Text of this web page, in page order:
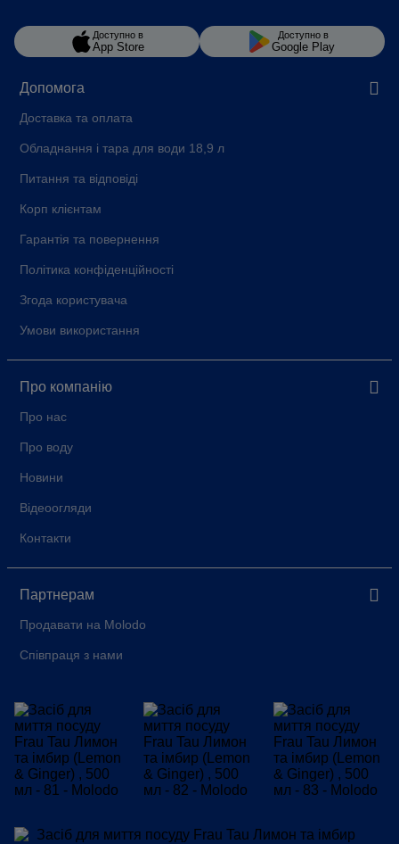
Допомога
Доставка та оплата
Обладнання і тара для води 18,9 л
Питання та відповіді
Корп клієнтам
Гарантія та повернення
Політика конфіденційності
Згода користувача
Умови використання
Про компанію
Про нас
Про воду
Новини
Відеоогляди
Контакти
Партнерам
Продавати на Molodo
Співпраця з нами
Доступно в
App Store
Доступно в
Google Play